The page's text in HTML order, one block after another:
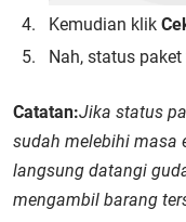
Kemudian klik
Nah, status
Catatan:Jika status
sudah melebihi masa
langsung datangi
mengambil barang